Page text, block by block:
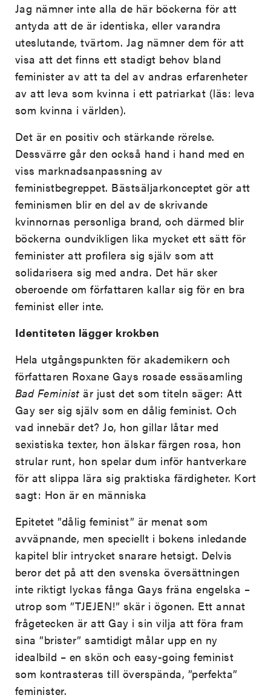
Jag nämner inte alla de här böckerna för att
antyda att de är identiska, eller varandra
uteslutande, tvärtom. Jag nämner dem för att
visa att det finns ett stadigt behov bland
feminister av att ta del av andras erfarenheter
av att leva som kvinna i ett patriarkat (läs: leva
som kvinna i världen).
Det är en positiv och stärkande rörelse.
Dessvärre går den också hand i hand med en
viss marknadsanpassning av
feministbegreppet. Bästsäljarkonceptet gör att
feminismen blir en del av de skrivande
kvinnornas personliga brand, och därmed blir
böckerna oundvikligen lika mycket ett sätt för
feminister att profilera sig själv som att
solidarisera sig med andra. Det här sker
oberoende om författaren kallar sig för en bra
feminist eller inte.
Identiteten lägger krokben
Hela utgångspunkten för akademikern och
författaren Roxane Gays rosade essäsamling
Bad Feminist är just det som titeln säger: Att
Gay ser sig själv som en dålig feminist. Och
vad innebär det? Jo, hon gillar låtar med
sexistiska texter, hon älskar färgen rosa, hon
strular runt, hon spelar dum inför hantverkare
för att slippa lära sig praktiska färdigheter. Kort
sagt: Hon är en människa
Epitetet ”dålig feminist” är menat som
avväpnande, men speciellt i bokens inledande
kapitel blir intrycket snarare hetsigt. Delvis
beror det på att den svenska översättningen
inte riktigt lyckas fånga Gays fräna engelska –
utrop som ”TJEJEN!” skär i ögonen. Ett annat
frågetecken är att Gay i sin vilja att föra fram
sina ”brister” samtidigt målar upp en ny
idealbild – en skön och easy-going feminist
som kontrasteras till överspända, ”perfekta”
feminister.